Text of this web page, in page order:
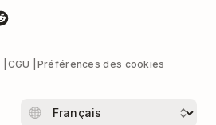
CGU
Préférences des cookies